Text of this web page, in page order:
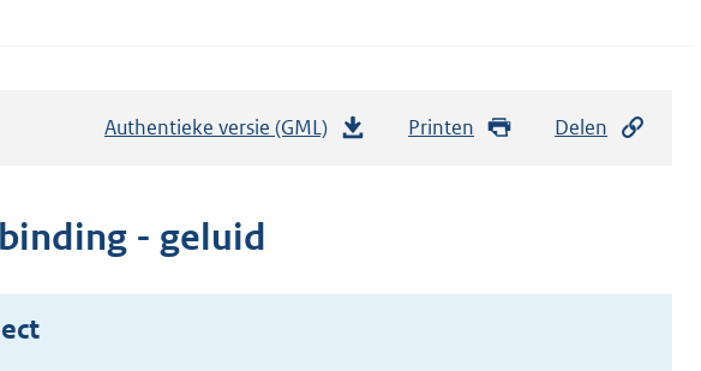
Authentieke versie (GML)
n
Printen Delen
- geluid